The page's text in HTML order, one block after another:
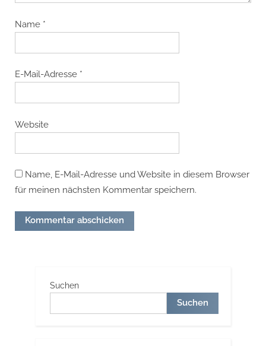
Name *
E-Mail-Adresse *
Website
Name, E-Mail-Adresse und Website in diesem Browser
für meinen nächsten Kommentar speichern.
Suchen
Suchen